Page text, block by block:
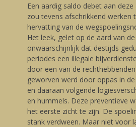
Een aardig saldo debet aan
zou tevens afschrikkend werken
hervatting van de
Het leek, gelet op de aard van
onwaarschijnlijk dat destijds
periodes een illegale
door een van de
geworven werd door oppas in
en daaraan volgende
en hummels. Deze preventieve
het eerste zicht te zijn. De
stank verdween. Maar niet voor